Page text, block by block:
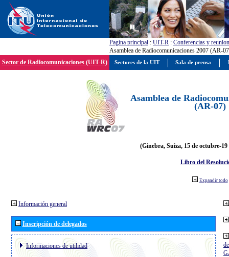
Pagína principal : UIT-R : Conferencias y
Asamblea de Radiocomunicaciones 2007 (AR-
Sector de Radiocomunicaciones (UIT-R)
Asamblea de
(AR-07)
(Ginebra, Suiza, 15 de octubre-19
Libro del
Expandir todo
Información general
Inscripción de delegados
Informaciones de utilidad
Sectores de la UIT Sala de prensa